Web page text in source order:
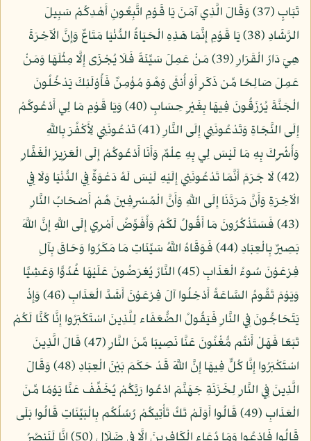
تَبَابٍ (37) وَقَالَ الَّذِي آمَنَ يَا قَوْمِ اتَّبِعُونِ أَهْدِكُمْ سَبِيلَ
الرَّشَادِ (38) يَا قَوْمِ إِنَّمَا هَذِهِ الْحَيَاةُ الدُّنْيَا مَتَاعٌ وَإِنَّ الْآخِرَةَ
هِيَ دَارُ الْقَرَارِ (39) مَنْ عَمِلَ سَيِّئَةً فَلَا يُجْزَى إِلَّا مِثْلَهَا وَمَنْ
عَمِلَ صَالِحًا مِّن ذَكَرٍ أَوْ أُنثَى وَهُوَ مُؤْمِنٌ فَأُوْلَئِكَ يَدْخُلُونَ
الْجَنَّةَ يُرْزَقُونَ فِيهَا بِغَيْرِ حِسَابٍ (40) وَيَا قَوْمِ مَا لِي أَدْعُوكُمْ
إِلَى النَّجَاةِ وَتَدْعُونَنِي إِلَى النَّارِ (41) تَدْعُونَنِي لِأَكْفُرَ بِاللَّهِ
وَأُشْرِكَ بِهِ مَا لَيْسَ لِي بِهِ عِلْمٌ وَأَنَا أَدْعُوكُمْ إِلَى الْعَزِيزِ الْغَفَّارِ
(42) لَا جَرَمَ أَنَّمَا تَدْعُونَنِي إِلَيْهِ لَيْسَ لَهُ دَعْوَةٌ فِي الدُّنْيَا وَلَا فِي
الْآخِرَةِ وَأَنَّ مَرَدَّنَا إِلَى اللَّهِ وَأَنَّ الْمُسْرِفِينَ هُمْ أَصْحَابُ النَّارِ
(43) فَسَتَذْكُرُونَ مَا أَقُولُ لَكُمْ وَأُفَوِّضُ أَمْرِي إِلَى اللَّهِ إِنَّ اللَّهَ
بَصِيرٌ بِالْعِبَادِ (44) فَوَقَاهُ اللَّهُ سَيِّئَاتِ مَا مَكَرُوا وَحَاقَ بِآلِ
فِرْعَوْنَ سُوءُ الْعَذَابِ (45) النَّارُ يُعْرَضُونَ عَلَيْهَا غُدُوًّا وَعَشِيًّا
وَيَوْمَ تَقُومُ السَّاعَةُ أَدْخِلُوا آلَ فِرْعَوْنَ أَشَدَّ الْعَذَابِ (46) وَإِذْ
يَتَحَاجُّونَ فِي النَّارِ فَيَقُولُ الضُّعَفَاء لِلَّذِينَ اسْتَكْبَرُوا إِنَّا كُنَّا لَكُمْ
تَبَعًا فَهَلْ أَنتُم مُّغْنُونَ عَنَّا نَصِيبًا مِّنَ النَّارِ (47) قَالَ الَّذِينَ
اسْتَكْبَرُوا إِنَّا كُلٌّ فِيهَا إِنَّ اللَّهَ قَدْ حَكَمَ بَيْنَ الْعِبَادِ (48) وَقَالَ
الَّذِينَ فِي النَّارِ لِخَزَنَةِ جَهَنَّمَ ادْعُوا رَبَّكُمْ يُخَفِّفْ عَنَّا يَوْمًا مِّنَ
الْعَذَابِ (49) قَالُوا أَوَلَمْ تَكُ تَأْتِيكُمْ رُسُلُكُم بِالْبَيِّنَاتِ قَالُوا بَلَى